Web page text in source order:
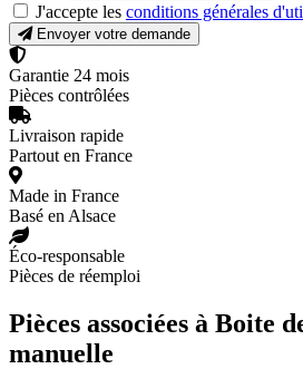
J'accepte les conditions générales
Envoyer votre demande
Garantie 24 mois
Pièces contrôlées
Livraison rapide
Partout en France
Made in France
Basé en Alsace
Éco-responsable
Pièces de réemploi
Pièces associées à Boite
manuelle